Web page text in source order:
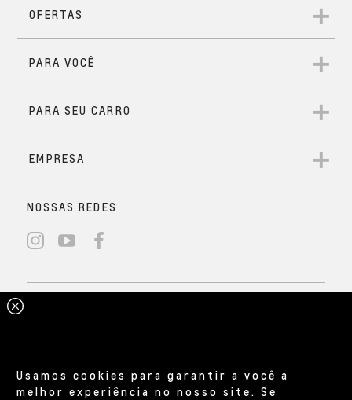
Usamos cookies para garantir a você a
melhor experiência no nosso site. Se